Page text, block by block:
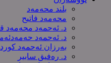
بلند محەمەد
محەمەد فاتیح
د. ئەحمەد محەمەد
د. ئەحمەد
بەرزان ئەحمەد
د. رەفیق سابیر